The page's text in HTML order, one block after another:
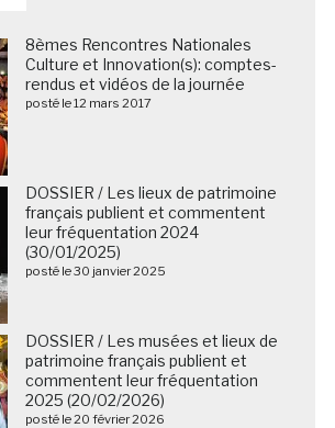
8èmes Rencontres Nationales
Culture et Innovation(s): comptes-
rendus et vidéos de la journée
posté le 12 mars 2017
DOSSIER / Les lieux de patrimoine
français publient et commentent
leur fréquentation 2024
(30/01/2025)
posté le 30 janvier 2025
DOSSIER / Les musées et lieux de
patrimoine français publient et
commentent leur fréquentation
2025 (20/02/2026)
posté le 20 février 2026